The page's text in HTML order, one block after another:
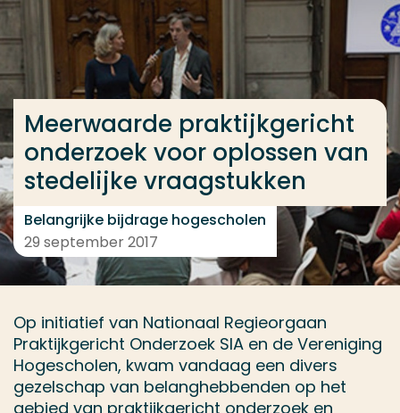
Ga direct naar de content
... > Meerwaarde praktijkgericht onderzoek
Meerwaarde praktijkgericht
onderzoek voor oplossen van
stedelijke vraagstukken
Belangrijke bijdrage hogescholen
29 september 2017
Op initiatief van Nationaal Regieorgaan
Praktijkgericht Onderzoek SIA en de Vereniging
Hogescholen, kwam vandaag een divers
gezelschap van belanghebbenden op het
gebied van praktijkgericht onderzoek en
Veel gezocht
Opleiding
Contact